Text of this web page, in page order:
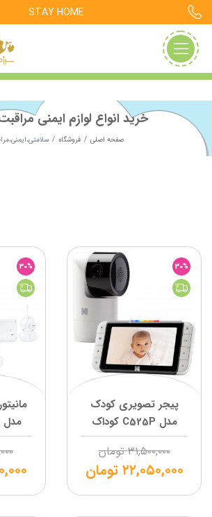
STAY HOME
خرید انواع لوازم ایمنی
صفحه اصلی فروشگاه
30%
پیجر تصویری کودک
مدل C525P کوداک
۳۱,۵۰۰,۰۰۰ تومان
۲۲,۰۵۰,۰۰۰ تومان
30%
مدل Aneres کیکابو